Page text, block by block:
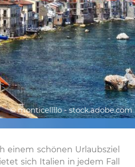
© monticellllo - stock.adobe.com
einem schönen Urlaubsziel
sich Italien in jedem Fall